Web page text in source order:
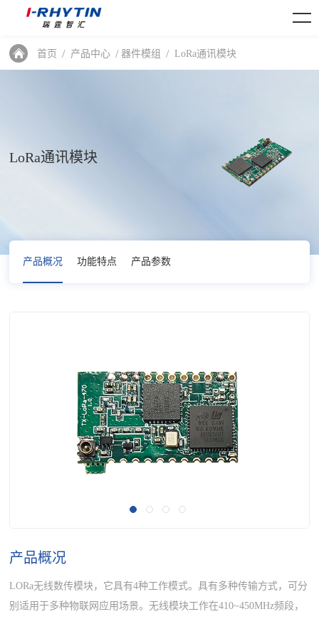
首页 产品中心 器件模组 LoRa通讯模块
LoRa通讯模块
产品概况 功能特点 产品参数
产品概况
LORa无线数传模块，它具有4种工作模式。具有多种传输方式，可分
别适用于多种物联网应用场景。无线模块工作在410~450MHz频段，